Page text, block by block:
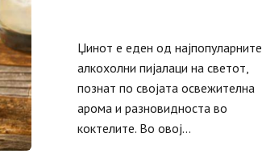
Џинот е еден од најпопуларните
алкохолни пијалаци на светот,
познат по својата освежителна
арома и разновидноста во
коктелите. Во овој…